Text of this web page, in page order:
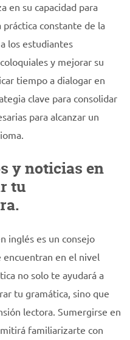
en su capacidad para
constante de la
los estudiantes
y mejorar su
tiempo a dialogar en
clave para consolidar
para alcanzar un
y noticias en
tu
inglés es un consejo
encuentran en el nivel
no solo te ayudará a
tu gramática, sino que
lectora. Sumergirse en
familiarizarte con